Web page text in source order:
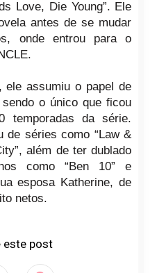
Love, Die Young”. Ele
antes de se mudar
onde entrou para o
ele assumiu o papel de
o único que ficou
temporadas da série.
de séries como “Law &
além de ter dublado
como “Ben 10” e
esposa Katherine, de
netos.
este post